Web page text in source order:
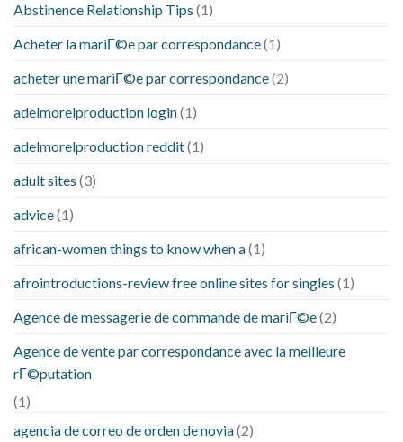
Abstinence Relationship Tips (1)
Acheter la mariГ©e par correspondance(1)
acheter une mariГ©e par correspondance(2)
adelmorelproduction login(1)
adelmorelproduction reddit(1)
adult sites (3)
advice(1)
african-women things to know when a(1)
afrointroductions-review free online sites for singles (1)
Agence de messagerie de commande de mariГ©e(2)
Agence de vente par correspondance avec la meilleure
rГ©putation
(1)
agencia de correo de orden de novia(2)